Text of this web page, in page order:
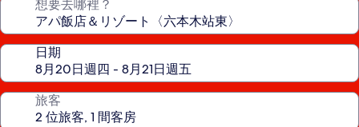
想要去哪裡？
日期
旅客